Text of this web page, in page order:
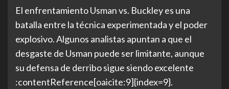
El enfrentamiento Usman vs. Buckley es una
batalla entre la técnica experimentada y el poder
explosivo. Algunos analistas apuntan a que el
desgaste de Usman puede ser limitante, aunque
su defensa de derribo sigue siendo excelente
:contentReference[oaicite:9]{index=9}.